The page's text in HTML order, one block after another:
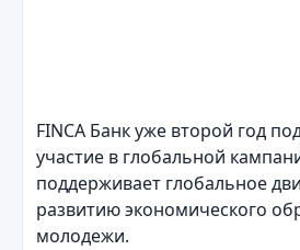
FINCA Банк уже второй год
участие в глобальной
поддерживает глобальное
развитию экономического
молодежи.